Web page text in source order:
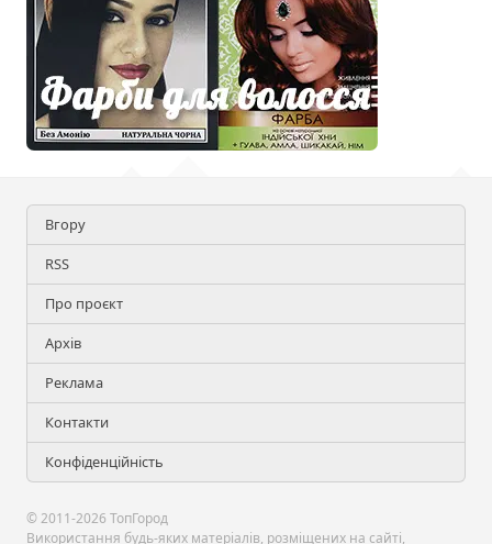
Вгору
RSS
Про проєкт
Архів
Реклама
Контакти
Конфіденційність
© 2011-2026 ТопГород
Використання будь-яких матеріалів, розміщених на сайті,